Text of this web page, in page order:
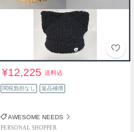
¥12,225送料込
関税負担なし 返品補償
AWESOME NEEDS
PERSONAL SHOPPER